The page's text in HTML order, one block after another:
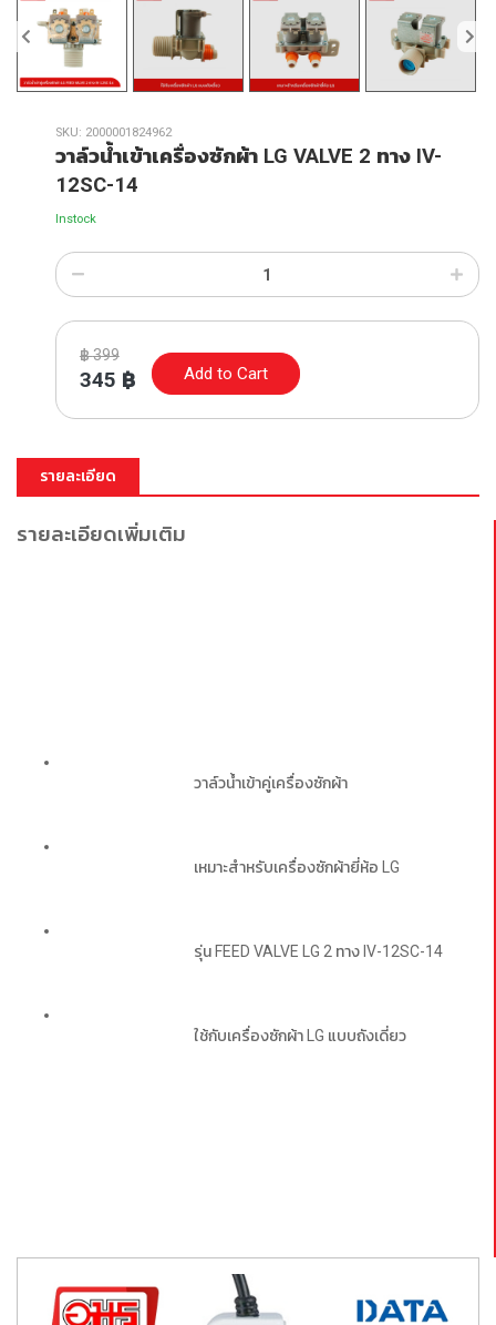
SKU: 2000001824962
วาล์วน้ำเข้าเครื่องซักผ้า LG VALVE 2 ทาง IV-
12SC-14
Instock
฿399
345 ฿ Add to Cart
รายละเอียด
รายละเอียดเพิ่มเติม
วาล์วน้ำเข้าคู่เครื่องซักผ้า
เหมาะสำหรับเครื่องซักผ้ายี่ห้อ LG
รุ่น FEED VALVE LG 2 ทาง IV-12SC-14
ใช้กับเครื่องซักผ้า LG แบบถังเดี่ยว